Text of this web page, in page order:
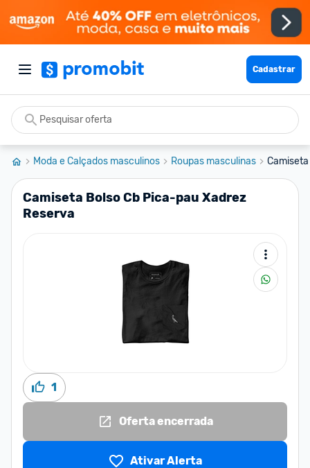
Cadastrar
Moda e Calçados masculinos Roupas masculinas
Camiseta Bolso Cb Pica-pau Xadrez
Reserva
1
Oferta encerrada
Ativar Alerta